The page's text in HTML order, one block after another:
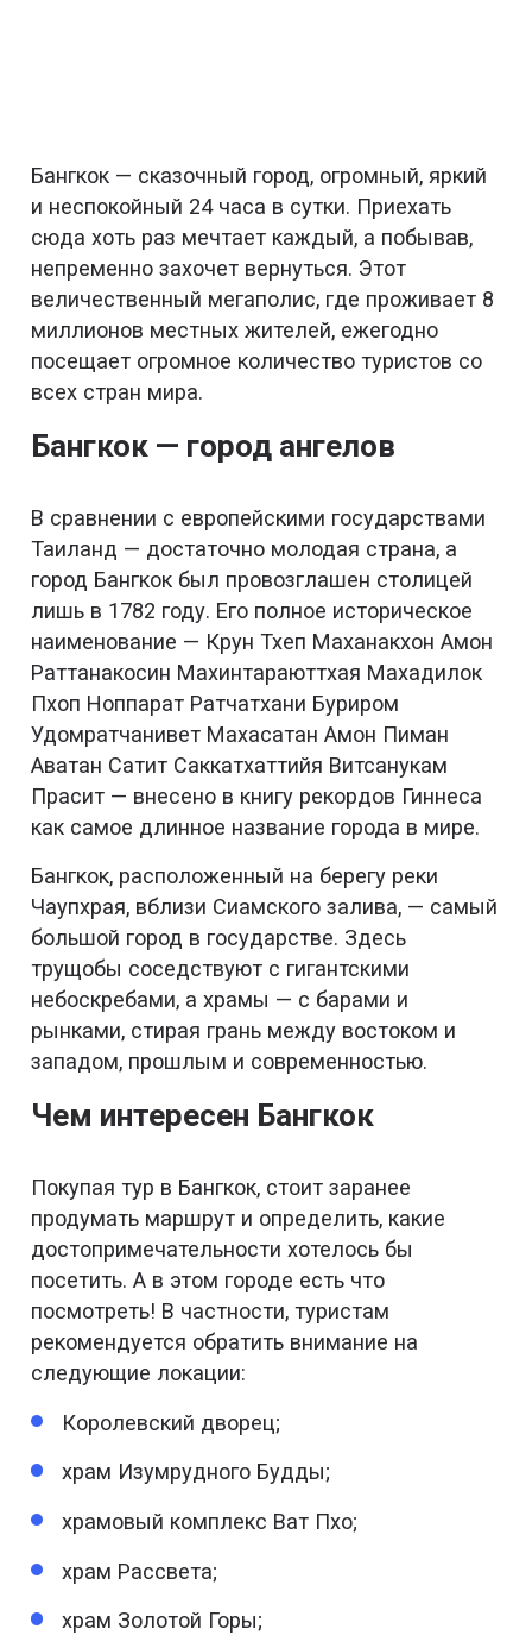
Бангкок — сказочный город, огромный, яркий
и неспокойный 24 часа в сутки. Приехать
сюда хоть раз мечтает каждый, а побывав,
непременно захочет вернуться. Этот
величественный мегаполис, где проживает 8
миллионов местных жителей, ежегодно
посещает огромное количество туристов со
всех стран мира.
Бангкок — город ангелов
В сравнении с европейскими государствами
Таиланд — достаточно молодая страна, а
город Бангкок был провозглашен столицей
лишь в 1782 году. Его полное историческое
наименование — Крун Тхеп Маханакхон Амон
Раттанакосин Махинтараюттхая Махадилок
Пхоп Ноппарат Ратчатхани Буриром
Удомратчанивет Махасатан Амон Пиман
Аватан Сатит Саккатхаттийя Витсанукам
Прасит — внесено в книгу рекордов Гиннеса
как самое длинное название города в мире.
Бангкок, расположенный на берегу реки
Чаупхрая, вблизи Сиамского залива, — самый
большой город в государстве. Здесь
трущобы соседствуют с гигантскими
небоскребами, а храмы — с барами и
рынками, стирая грань между востоком и
западом, прошлым и современностью.
Чем интересен Бангкок
Покупая тур в Бангкок, стоит заранее
продумать маршрут и определить, какие
достопримечательности хотелось бы
посетить. А в этом городе есть что
посмотреть! В частности, туристам
рекомендуется обратить внимание на
следующие локации:
Королевский дворец;
храм Изумрудного Будды;
храмовый комплекс Ват Пхо;
храм Рассвета;
храм Золотой Горы;